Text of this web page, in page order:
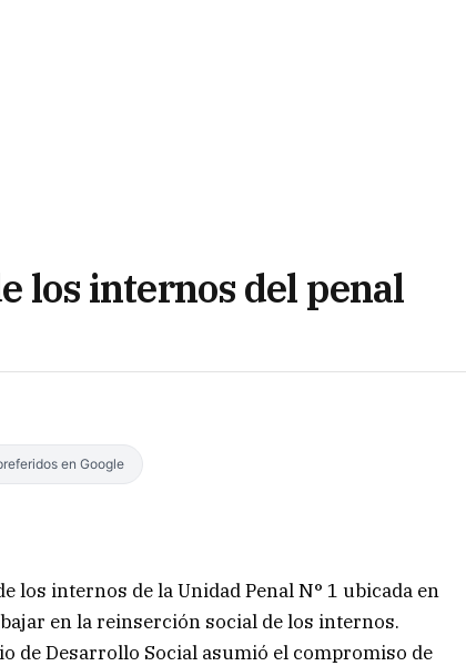
los internos del penal
en Google
los internos de la Unidad Penal N° 1 ubicada en
en la reinserción social de los internos.
Desarrollo Social asumió el compromiso de